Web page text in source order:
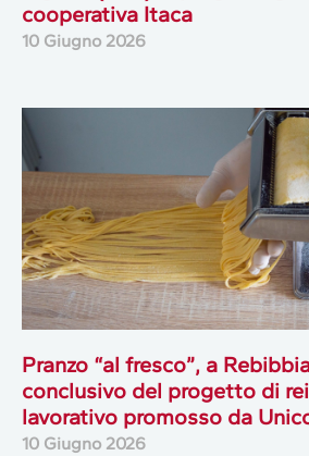
cooperativa Itaca
10 Giugno 2026
Pranzo “al fresco”, a
conclusivo del progetto di
lavorativo promosso da
10 Giugno 2026